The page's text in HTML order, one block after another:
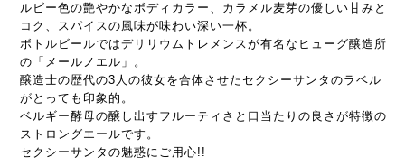
ルビー色の艶やかなボディカラー、カラメル麦芽の優しい甘みと
コク、スパイスの風味が味わい深い一杯。
ボトルビールではデリリウムトレメンスが有名なヒューグ醸造所
の「メールノエル」。
醸造士の歴代の3人の彼女を合体させたセクシーサンタのラベル
がとっても印象的。
ベルギー酵母の醸し出すフルーティさと口当たりの良さが特徴の
ストロングエールです。
セクシーサンタの魅惑にご用心!!